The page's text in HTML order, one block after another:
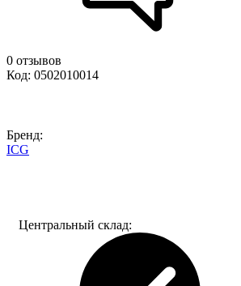
0 отзывов
Код: 0502010014
Бренд:
ICG
Центральный склад: